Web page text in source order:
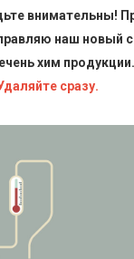
добавки
производств
внимательны!
наш новый
хим
сразу.